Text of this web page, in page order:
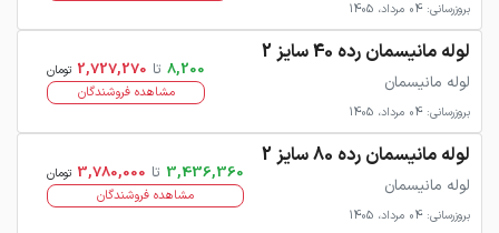
بروزرسانی: 04 مرداد، 1405
لوله مانیسمان رده 40 سایز 2
لوله مانیسمان
بروزرسانی: 04 مرداد، 1405
8,200 تا 2,727,270 تومان
مشاهده فروشندگان
لوله مانیسمان رده 80 سایز 2
لوله مانیسمان
بروزرسانی: 04 مرداد، 1405
3,436,360 تا 3,780,000 تومان
مشاهده فروشندگان